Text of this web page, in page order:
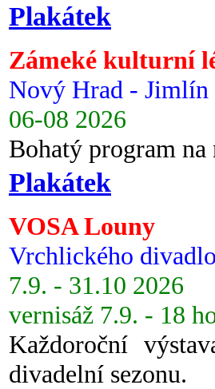
Plakátek
Zámeké kulturní
Nový Hrad - Jimlín
06-08 2026
Bohatý program
Plakátek
VOSA Louny
Vrchlického
7.9. - 31.10 2026
vernisáž 7.9. - 18
Každoroční
divadelní sezonu.